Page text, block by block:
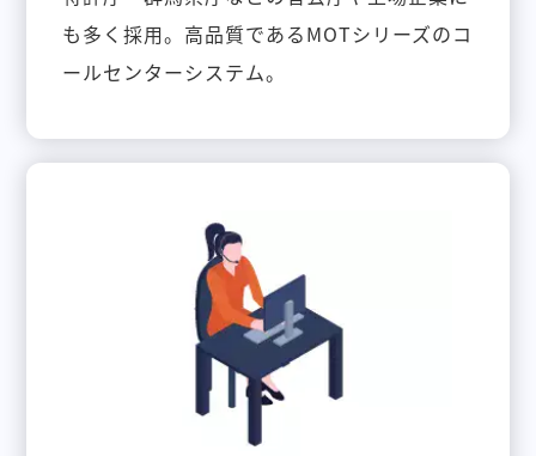
も多く採用。高品質であるMOTシリーズのコ
ールセンターシステム。